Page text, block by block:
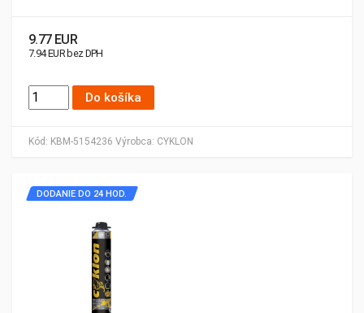
Kód: KBM-5154236 Výrobca: CYKLON
9.77 EUR
7.94 EUR bez DPH
Do košíka
DODANIE DO 24 HOD.